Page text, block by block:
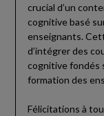
crucial d’un
cognitive basé
enseignants.
d’intégrer des
cognitive fondés
formation des
Félicitations à